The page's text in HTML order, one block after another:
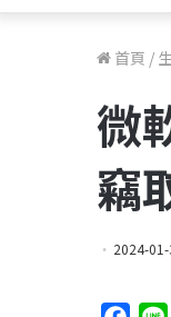
首頁 /
微
竊
2024-